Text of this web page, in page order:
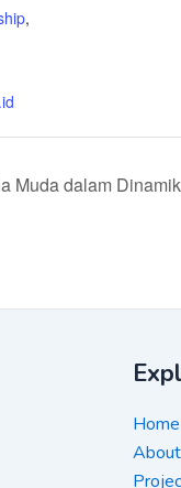
,
Muda dalam
Home
About